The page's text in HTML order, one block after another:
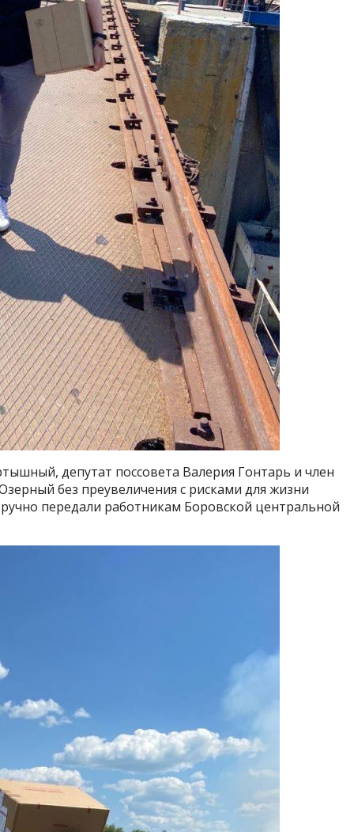
депутат поссовета Валерия Гонтарь и член
без преувеличения с рисками для жизни
передали работникам Боровской центральной